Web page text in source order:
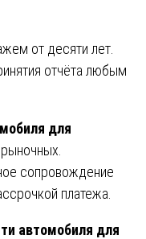
от десяти лет.
отчёта любым
для
сопровождение
платежа.
автомобиля для